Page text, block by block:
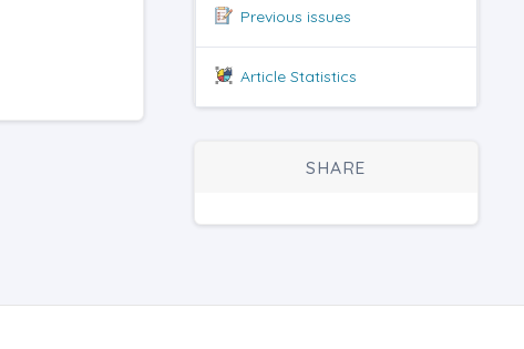
Previous issues
Article Statistics
SHARE